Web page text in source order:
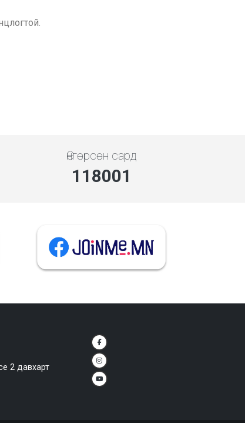
Өнгөрсөн сард
132161
2 давхарт